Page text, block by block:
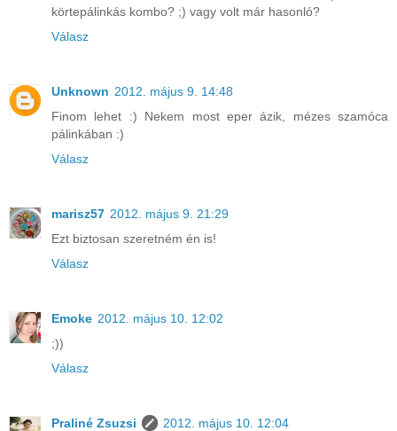
körtepálinkás kombo? ;) vagy volt már hasonló?
Válasz
Unknown 2012. május 9. 14:48
Finom lehet :) Nekem most eper ázik, mézes szamóca
pálinkában :)
Válasz
marisz57 2012. május 9. 21:29
Ezt biztosan szeretném én is!
Válasz
Emoke 2012. május 10. 12:02
;))
Válasz
Praliné Zsuzsi
2012. május 10. 12:04